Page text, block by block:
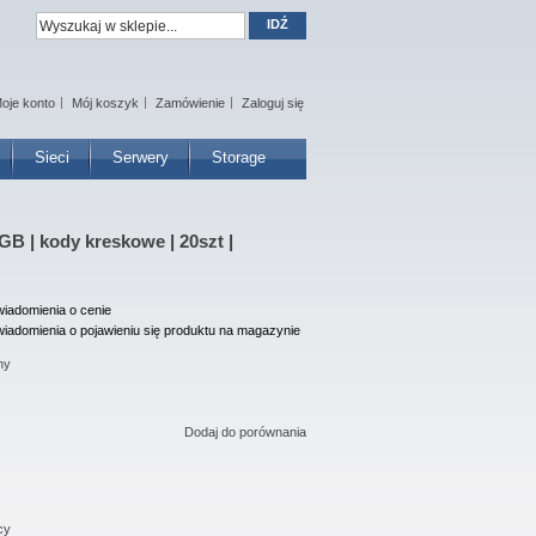
Sieci Serwery Storage
konto Mój koszyk Zamówienie Zaloguj się
IDŹ
| kody kreskowe | 20szt |
o cenie
o pojawieniu się produktu na magazynie
Dodaj do porównania